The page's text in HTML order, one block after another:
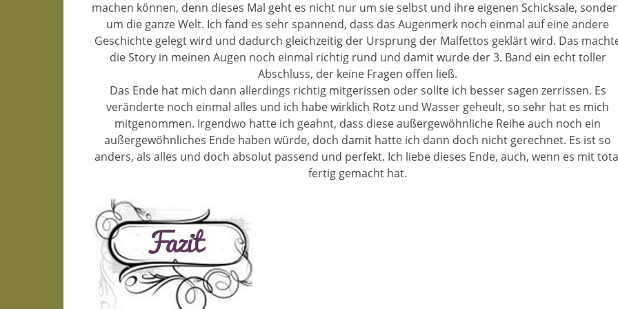
machen können, denn dieses Mal geht es nicht nur um sie selbst und ihre eigenen Schicksale,
um die ganze Welt. Ich fand es sehr spannend, dass das Augenmerk noch einmal auf eine andere
Geschichte gelegt wird und dadurch gleichzeitig der Ursprung der Malfettos geklärt wird. Das
die Story in meinen Augen noch einmal richtig rund und damit wurde der 3. Band ein echt toller
Abschluss, der keine Fragen offen ließ.
Das Ende hat mich dann allerdings richtig mitgerissen oder sollte ich besser sagen zerrissen. Es
veränderte noch einmal alles und ich habe wirklich Rotz und Wasser geheult, so sehr hat es mich
mitgenommen. Irgendwo hatte ich geahnt, dass diese außergewöhnliche Reihe auch noch ein
außergewöhnliches Ende haben würde, doch damit hatte ich dann doch nicht gerechnet. Es ist so
anders, als alles und doch absolut passend und perfekt. Ich liebe dieses Ende, auch, wenn es mit
fertig gemacht hat.